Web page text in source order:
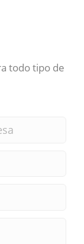
todo tipo de